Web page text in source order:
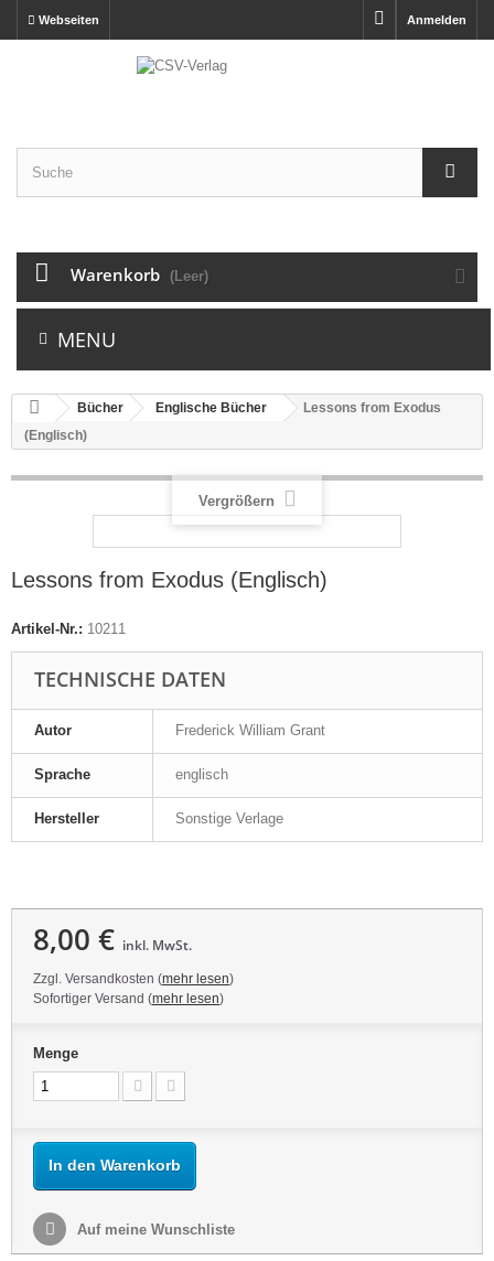
Anmelden
Webseiten
Warenkorb (Leer)
MENU
Bücher Englische Bücher
Lessons from Exodus
(Englisch)
Vergrößern
Lessons from Exodus (Englisch)
Artikel-Nr.: 10211
TECHNISCHE DATEN
Autor Frederick William Grant
Sprache englisch
Hersteller Sonstige Verlage
8,00 € inkl. MwSt.
Zzgl. Versandkosten (mehr lesen)
Sofortiger Versand (mehr lesen)
Menge
In den Warenkorb
Auf meine Wunschliste